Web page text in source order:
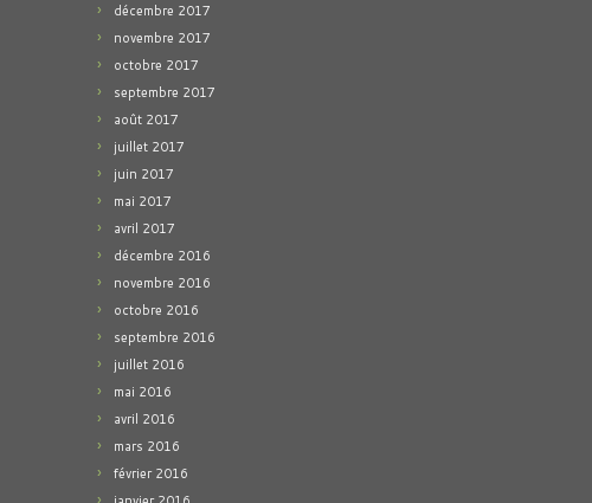
décembre 2017
novembre 2017
octobre 2017
septembre 2017
août 2017
juillet 2017
juin 2017
mai 2017
avril 2017
décembre 2016
novembre 2016
octobre 2016
septembre 2016
juillet 2016
mai 2016
avril 2016
mars 2016
février 2016